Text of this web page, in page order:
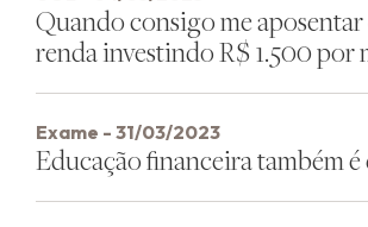
Quando consigo me
renda investindo R$ 1.500 por
Exame - 31/03/2023
Educação financeira também